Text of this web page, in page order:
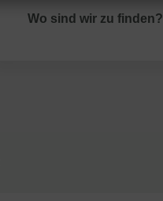
Wo sind wir zu finden?